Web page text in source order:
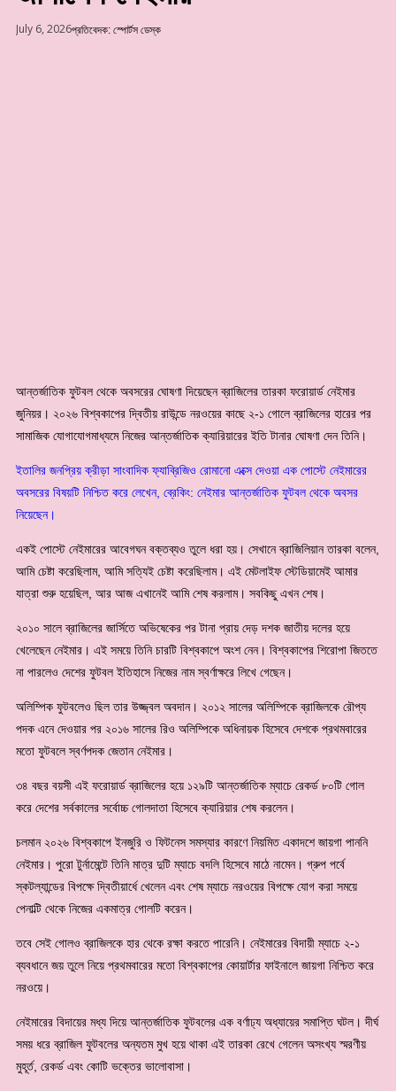
July 6, 2026প্রতিবেদক: স্পোর্টস ডেস্ক
আন্তর্জাতিক ফুটবল থেকে অবসরের ঘোষণা দিয়েছেন ব্রাজিলের তারকা ফরোয়ার্ড নেইমার
জুনিয়র। ২০২৬ বিশ্বকাপের দ্বিতীয় রাউন্ডে নরওয়ের কাছে ২-১ গোলে ব্রাজিলের হারের পর
সামাজিক যোগাযোগমাধ্যমে নিজের আন্তর্জাতিক ক্যারিয়ারের ইতি টানার ঘোষণা দেন তিনি।
ইতালির জনপ্রিয় ক্রীড়া সাংবাদিক ফ্যাব্রিজিও রোমানো এক্সে দেওয়া এক পোস্টে নেইমারের
অবসরের বিষয়টি নিশ্চিত করে লেখেন, ব্রেকিং: নেইমার আন্তর্জাতিক ফুটবল থেকে অবসর
নিয়েছেন।
একই পোস্টে নেইমারের আবেগঘন বক্তব্যও তুলে ধরা হয়। সেখানে ব্রাজিলিয়ান তারকা বলেন,
আমি চেষ্টা করেছিলাম, আমি সত্যিই চেষ্টা করেছিলাম। এই মেটলাইফ স্টেডিয়ামেই আমার
যাত্রা শুরু হয়েছিল, আর আজ এখানেই আমি শেষ করলাম। সবকিছু এখন শেষ।
২০১০ সালে ব্রাজিলের জার্সিতে অভিষেকের পর টানা প্রায় দেড় দশক জাতীয় দলের হয়ে
খেলেছেন নেইমার। এই সময়ে তিনি চারটি বিশ্বকাপে অংশ নেন। বিশ্বকাপের শিরোপা জিততে
না পারলেও দেশের ফুটবল ইতিহাসে নিজের নাম স্বর্ণাক্ষরে লিখে গেছেন।
অলিম্পিক ফুটবলেও ছিল তার উজ্জ্বল অবদান। ২০১২ সালের অলিম্পিকে ব্রাজিলকে রৌপ্য
পদক এনে দেওয়ার পর ২০১৬ সালের রিও অলিম্পিকে অধিনায়ক হিসেবে দেশকে প্রথমবারের
মতো ফুটবলে স্বর্ণপদক জেতান নেইমার।
৩৪ বছর বয়সী এই ফরোয়ার্ড ব্রাজিলের হয়ে ১২৯টি আন্তর্জাতিক ম্যাচে রেকর্ড ৮০টি গোল
করে দেশের সর্বকালের সর্বোচ্চ গোলদাতা হিসেবে ক্যারিয়ার শেষ করলেন।
চলমান ২০২৬ বিশ্বকাপে ইনজুরি ও ফিটনেস সমস্যার কারণে নিয়মিত একাদশে জায়গা পাননি
নেইমার। পুরো টুর্নামেন্টে তিনি মাত্র দুটি ম্যাচে বদলি হিসেবে মাঠে নামেন। গ্রুপ পর্বে
স্কটল্যান্ডের বিপক্ষে দ্বিতীয়ার্ধে খেলেন এবং শেষ ম্যাচে নরওয়ের বিপক্ষে যোগ করা সময়ে
পেনাল্টি থেকে নিজের একমাত্র গোলটি করেন।
তবে সেই গোলও ব্রাজিলকে হার থেকে রক্ষা করতে পারেনি। নেইমারের বিদায়ী ম্যাচে ২-১
ব্যবধানে জয় তুলে নিয়ে প্রথমবারের মতো বিশ্বকাপের কোয়ার্টার ফাইনালে জায়গা নিশ্চিত করে
নরওয়ে।
নেইমারের বিদায়ের মধ্য দিয়ে আন্তর্জাতিক ফুটবলের এক বর্ণাঢ্য অধ্যায়ের সমাপ্তি ঘটল। দীর্ঘ
সময় ধরে ব্রাজিল ফুটবলের অন্যতম মুখ হয়ে থাকা এই তারকা রেখে গেলেন অসংখ্য স্মরণীয়
মুহূর্ত, রেকর্ড এবং কোটি ভক্তের ভালোবাসা।